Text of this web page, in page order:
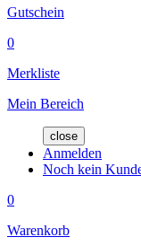
Gutschein
0
Merkliste
Mein Bereich
close
Anmelden
Noch kein
0
Warenkorb